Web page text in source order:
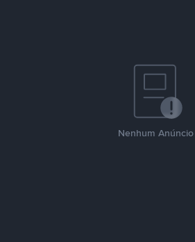
Nenhum Anúncio